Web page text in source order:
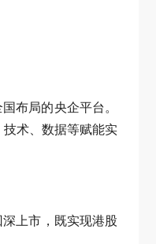
布局的央企平台。
术、数据等赋能实
上市，既实现港股